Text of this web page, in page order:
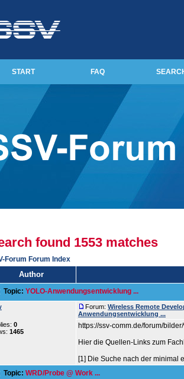
START FAQ
found 1553 matches
Forum Forum Index
Author
Topic: YOLO-Anwendungsentwicklung ...
0
1465
Forum: Wireless Remote
Anwendungsentwicklung ...
https://ssv-comm.de/forum/
Hier die Quellen-Links zum
[1] Die Suche nach der minimal
Topic: WRD/Probe @ Work ...